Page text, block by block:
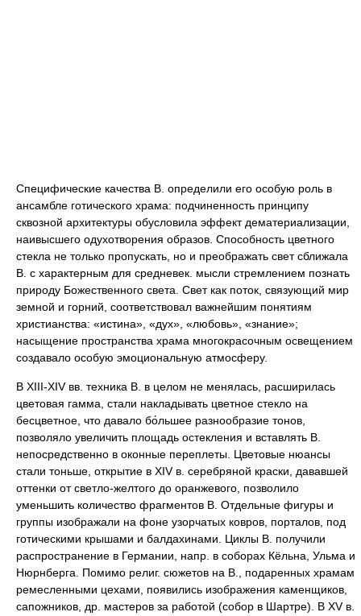
Специфические качества В. определили его особую роль в
ансамбле готического храма: подчиненность принципу
сквозной архитектуры обусловила эффект дематериализации,
наивысшего одухотворения образов. Способность цветного
стекла не только пропускать, но и преображать свет сближала
В. с характерным для средневек. мысли стремлением познать
природу Божественного света. Свет как поток, связующий мир
земной и горний, соответствовал важнейшим понятиям
христианства: «истина», «дух», «любовь», «знание»;
насыщение пространства храма многокрасочным освещением
создавало особую эмоциональную атмосферу.
В XIII-XIV вв. техника В. в целом не менялась, расширилась
цветовая гамма, стали накладывать цветное стекло на
бесцветное, что давало бо́льшее разнообразие тонов,
позволяло увеличить площадь остекления и вставлять В.
непосредственно в оконные переплеты. Цветовые нюансы
стали тоньше, открытие в XIV в. серебряной краски, дававшей
оттенки от светло-желтого до оранжевого, позволило
уменьшить количество фрагментов В. Отдельные фигуры и
группы изображали на фоне узорчатых ковров, порталов, под
готическими крышами и балдахинами. Циклы В. получили
распространение в Германии, напр. в соборах Кёльна, Ульма и
Нюрнберга. Помимо религ. сюжетов на В., подаренных храмам
ремесленными цехами, появились изображения каменщиков,
сапожников, др. мастеров за работой (собор в Шартре). В XV в.